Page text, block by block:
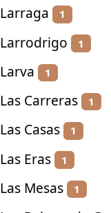
Larraga 1
Larrodrigo 1
Larva 1
Las Carreras 1
Las Casas 1
Las Eras 1
Las Mesas 1